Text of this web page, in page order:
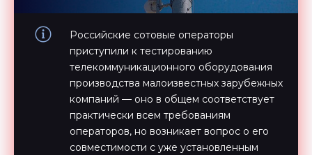
Российские сотовые операторы
приступили к тестированию
телекоммуникационного оборудования
производства малоизвестных зарубежных
компаний — оно в общем соответствует
практически всем требованиям
операторов, но возникает вопрос о его
совместимости с уже установленным